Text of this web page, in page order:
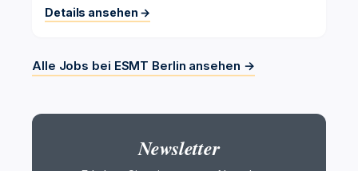
Details ansehen →
Alle Jobs bei ESMT Berlin ansehen →
Newsletter